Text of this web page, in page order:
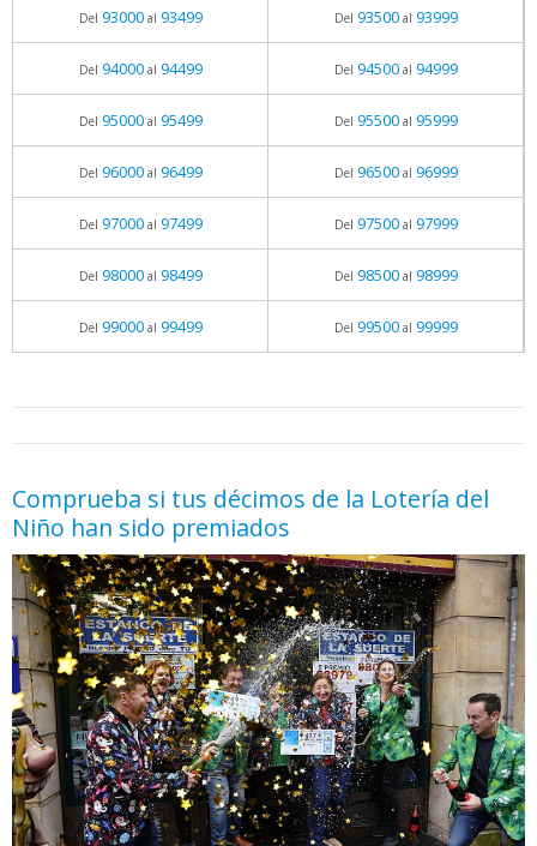
Del 93000al 93499 Del 93500al 93999
Del 94000al 94499 Del 94500al 94999
Del 95000al 95499 Del 95500al 95999
Del 96000al 96499 Del 96500al 96999
Del 97000al 97499 Del 97500al 97999
Del 98000al 98499 Del 98500al 98999
Del 99000al 99499 Del 99500al 99999
Comprueba si tus décimos de la Lotería del
Niño han sido premiados